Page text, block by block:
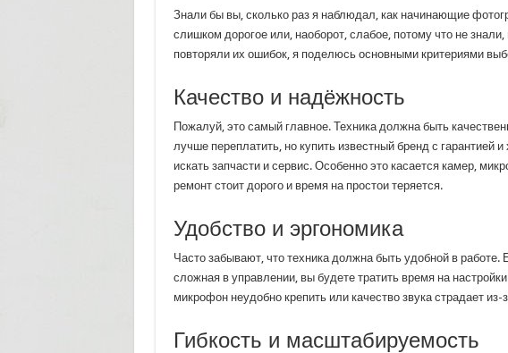
Знали бы вы, сколько раз я наблюдал, как начинающие
слишком дорогое или, наоборот, слабое, потому что не
повторяли их ошибок, я поделюсь основными критериями
Качество и надёжность
Пожалуй, это самый главное. Техника должна быть
лучше переплатить, но купить известный бренд с гарантией
искать запчасти и сервис. Особенно это касается камер,
ремонт стоит дорого и время на простои теряется.
Удобство и эргономика
Часто забывают, что техника должна быть удобной в
сложная в управлении, вы будете тратить время на
микрофон неудобно крепить или качество звука страдает
Гибкость и масштабируемость